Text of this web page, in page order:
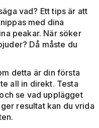
vad? Ett tips är att
med dina
peakar. När söker
Då måste du
detta är din första
all in direkt. Testa
se vad upplägget
resultat kan du vrida